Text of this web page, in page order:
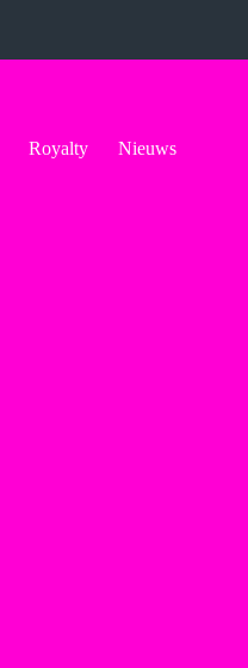
Royalty Nieuws